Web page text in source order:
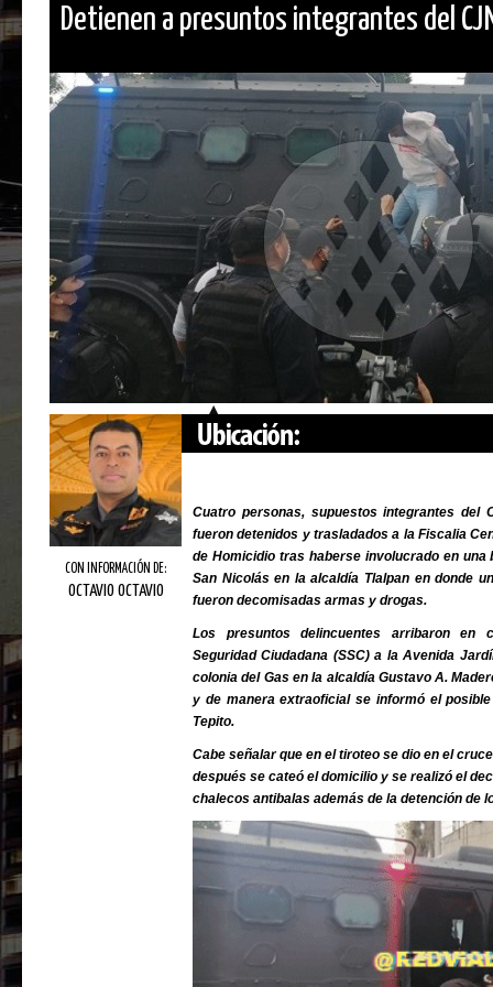
Detienen a presuntos integrantes del
CON INFORMACIÓN DE:
OCTAVIO OCTAVIO
Cuatro personas, supuestos integrantes del
fueron detenidos y trasladados a la Fiscalia
de Homicidio tras haberse involucrado en una
San Nicolás en la alcaldía Tlalpan en donde
fueron decomisadas armas y drogas.
Los presuntos delincuentes arribaron en
Seguridad Ciudadana (SSC) a la Avenida
colonia del Gas en la alcaldía Gustavo A.
y de manera extraoficial se informó el
Tepito.
Cabe señalar que en el tiroteo se dio en el
después se cateó el domicilio y se realizó el
chalecos antibalas además de la detención de